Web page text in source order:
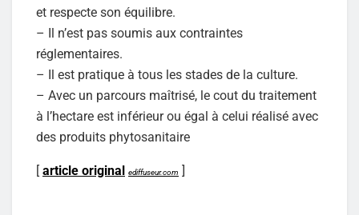
et respecte son équilibre.
– Il n’est pas soumis aux contraintes
réglementaires.
– Il est pratique à tous les stades de la culture.
– Avec un parcours maîtrisé, le cout du traitement
à l’hectare est inférieur ou égal à celui réalisé avec
des produits phytosanitaire
[ article original ediffuseur.com ]